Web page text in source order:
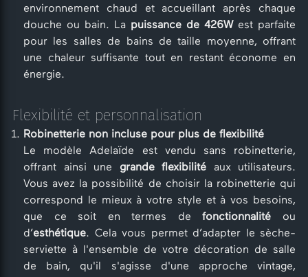
environnement chaud et accueillant après chaque
douche ou bain. La puissance de 426West parfaite
pour les salles de bains de taille moyenne, offrant
une chaleur suffisante tout en restant économe en
énergie.
Flexibilité et personnalisation
Robinetterie non incluse pour plus de flexibilité
Le modèle Adelaïde est vendu sans robinetterie,
offrant ainsi une grande flexibilité aux utilisateurs.
Vous avez la possibilité de choisir la robinetterie qui
correspond le mieux à votre style et à vos besoins,
que ce soit en termes defonctionnalité ou
d’esthétique. Cela vous permet d’adapter le sèche-
serviette à l'ensemble de votre décoration de salle
de bain, qu'il s'agisse d'une approche vintage,